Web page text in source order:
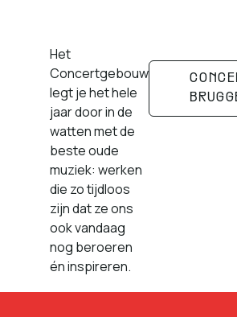
Het
Concertgebouw
legt je het hele
jaar door in de
watten met de
beste oude
muziek: werken
die zo tijdloos
zijn dat ze ons
ook vandaag
nog beroeren
én inspireren.